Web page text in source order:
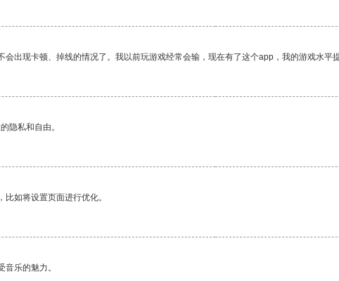
出现卡顿、掉线的情况了。我以前玩游戏经常会输，现在有了这个app，我的游戏水平提
隐私和自由。
如将设置页面进行优化。
乐的魅力。